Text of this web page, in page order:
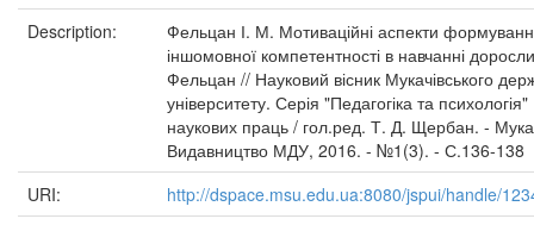
Description:
Фельцан І. М. Мотиваційні аспекти
іншомовної компетентності в навчанні
Фельцан // Науковий вісник Мукачівського
університету. Серія "Педагогіка та психологія"
наукових праць / гол.ред. Т. Д. Щербан. -
Видавництво МДУ, 2016. - №1(3). - С.136-138
URI:
http://dspace.msu.edu.ua:8080/jspui/handle/